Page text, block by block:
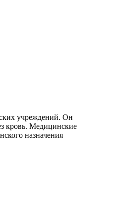
учреждений. Он
кровь. Медицинские
назначения